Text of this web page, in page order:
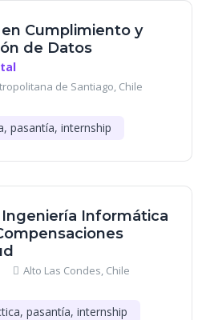
Cumplimiento y
de Datos
de Santiago, Chile
pasantía, internship
Ingeniería Informática
Alto Las Condes, Chile
pasantía, internship